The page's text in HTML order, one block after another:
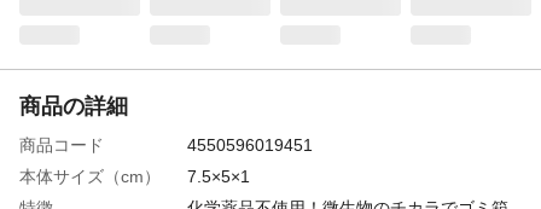
商品の詳細
商品コード
4550596019451
本体サイズ（cm）
7.5×5×1